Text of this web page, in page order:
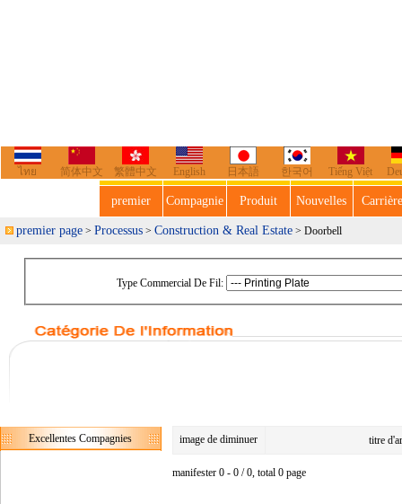
ไทย 简体中文 繁體中文 English 日本語 한국어 Tiếng Việt
premier Compagnie Produit Nouvelles
premier page > Processus > Construction & Real Estate > Doorbell
Type Commercial De Fil:
Excellentes Compagnies image de diminuer titre
manifester 0 - 0 / 0, total 0 page